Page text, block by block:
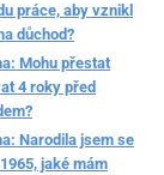
práce, aby vznikl
důchod?
Mohu přestat
4 roky před
Narodila jsem se
jaké mám